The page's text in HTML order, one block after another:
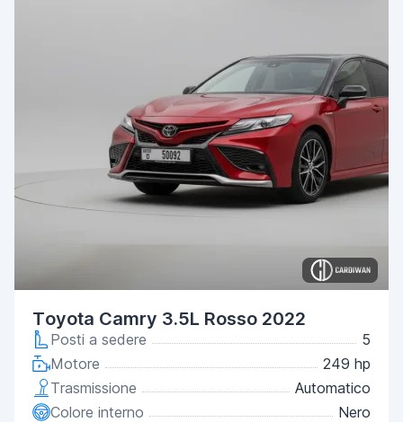
Toyota Camry 3.5L Rosso 2022
Posti a sedere
5
Motore
249 hp
Trasmissione
Automatico
Colore interno
Nero